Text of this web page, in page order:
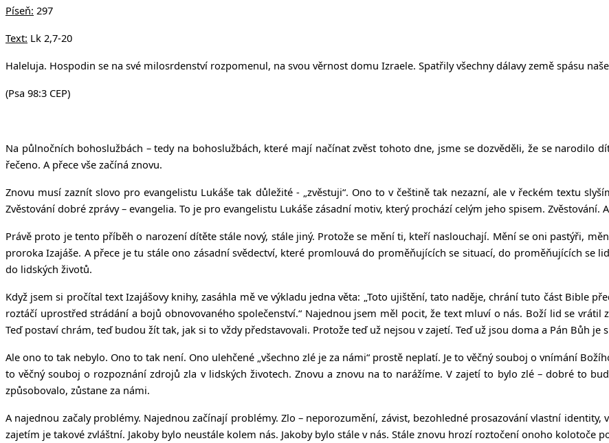
Píseň: 297
Text: Lk 2,7-20
Haleluja. Hospodin se na své milosrdenství rozpomenul, na svou věrnost domu Izraele. Spatřily všechny dálavy země spásu
(Psa 98:3 CEP)
Na půlnočních bohoslužbách – tedy na bohoslužbách, které mají načínat zvěst tohoto dne, jsme se dozvěděli, že se narodilo
řečeno. A přece vše začíná znovu.
Znovu musí zaznít slovo pro evangelistu Lukáše tak důležité - „zvěstuji“. Ono to v češtině tak nezazní, ale v řeckém textu
Zvěstování dobré zprávy – evangelia. To je pro evangelistu Lukáše zásadní motiv, který prochází celým jeho spisem. Zvěstování.
Právě proto je tento příběh o narození dítěte stále nový, stále jiný. Protože se mění ti, kteří naslouchají. Mění se oni pastýři,
proroka Izajáše. A přece je tu stále ono zásadní svědectví, které promlouvá do proměňujících se situací, do proměňujících se
do lidských životů.
Když jsem si pročítal text Izajášovy knihy, zasáhla mě ve výkladu jedna věta: „Toto ujištění, tato naděje, chrání tuto část Bible
roztáčí uprostřed strádání a bojů obnovovaného společenství.“ Najednou jsem měl pocit, že text mluví o nás. Boží lid se vrátil
Teď postaví chrám, teď budou žít tak, jak si to vždy představovali. Protože teď už nejsou v zajetí. Teď už jsou doma a Pán Bůh je
Ale ono to tak nebylo. Ono to tak není. Ono ulehčené „všechno zlé je za námi“ prostě neplatí. Je to věčný souboj o vnímání
to věčný souboj o rozpoznání zdrojů zla v lidských životech. Znovu a znovu na to narážíme. V zajetí to bylo zlé – dobré to
způsobovalo, zůstane za námi.
A najednou začaly problémy. Najednou začínají problémy. Zlo – neporozumění, závist, bezohledné prosazování vlastní
zajetím je takové zvláštní. Jakoby bylo neustále kolem nás. Jakoby bylo stále v nás. Stále znovu hrozí roztočení onoho kolotoče